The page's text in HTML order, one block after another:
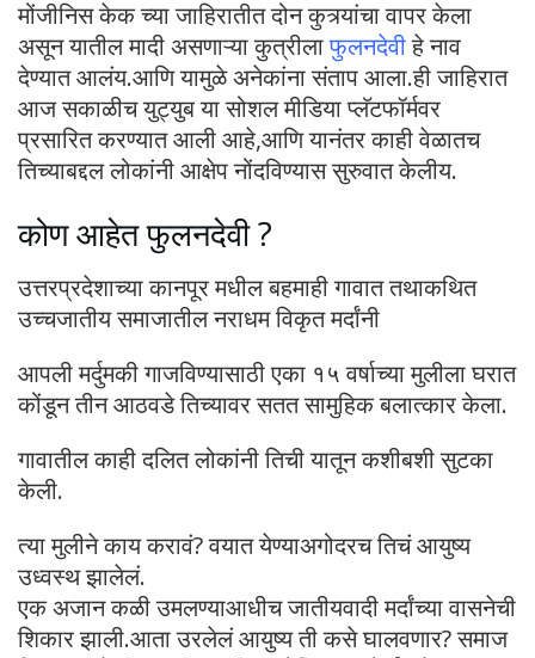
मोंजीनिस केक च्या जाहिरातीत दोन कुत्र्यांचा वापर केला
असून यातील मादी असणाऱ्या कुत्रीलाफुलनदेवीहे नाव
देण्यात आलंय.आणि यामुळे अनेकांना संताप आला.ही जाहिरात
आज सकाळीच युट्युब या सोशल मीडिया प्लॅटफॉर्मवर
प्रसारित करण्यात आली आहे,आणि यानंतर काही वेळातच
तिच्याबद्दल लोकांनी आक्षेप नोंदविण्यास सुरुवात केलीय.
कोण आहेत फुलनदेवी ?
उत्तरप्रदेशाच्या कानपूर मधील बहमाही गावात तथाकथित
उच्चजातीय समाजातील नराधम विकृत मर्दांनी
आपली मर्दुमकी गाजविण्यासाठी एका १५ वर्षाच्या मुलीला घरात
कोंडून तीन आठवडे तिच्यावर सतत सामुहिक बलात्कार केला.
गावातील काही दलित लोकांनी तिची यातून कशीबशी सुटका
केली.
त्या मुलीने काय करावं? वयात येण्याअगोदरच तिचं आयुष्य
उध्वस्थ झालेलं.
एक अजान कळी उमलण्याआधीच जातीयवादी मर्दांच्या वासनेची
शिकार झाली.आता उरलेलं आयुष्य ती कसे घालवणार? समाज